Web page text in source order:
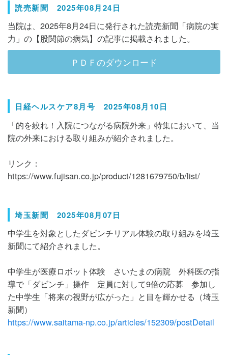
読売新聞 2025年08月24日
当院は、2025年8月24日に発行された読売新聞「病院の実
力」の【股関節の病気】の記事に掲載されました。
ＰＤＦのダウンロード
日経ヘルスケア8月号 2025年08月10日
「的を絞れ！入院につながる病院外来」特集において、当
院の外来における取り組みが紹介されました。
リンク：
https://www.fujisan.co.jp/product/1281679750/b/list/
埼玉新聞 2025年08月07日
中学生を対象としたダビンチリアル体験の取り組みを埼玉
新聞にて紹介されました。
中学生が医療ロボット体験 さいたまの病院 外科医の指
導で「ダビンチ」操作 定員に対して9倍の応募 参加し
た中学生「将来の視野が広がった」と目を輝かせる（埼玉
新聞）
https://www.saitama-np.co.jp/articles/152309/postDetail